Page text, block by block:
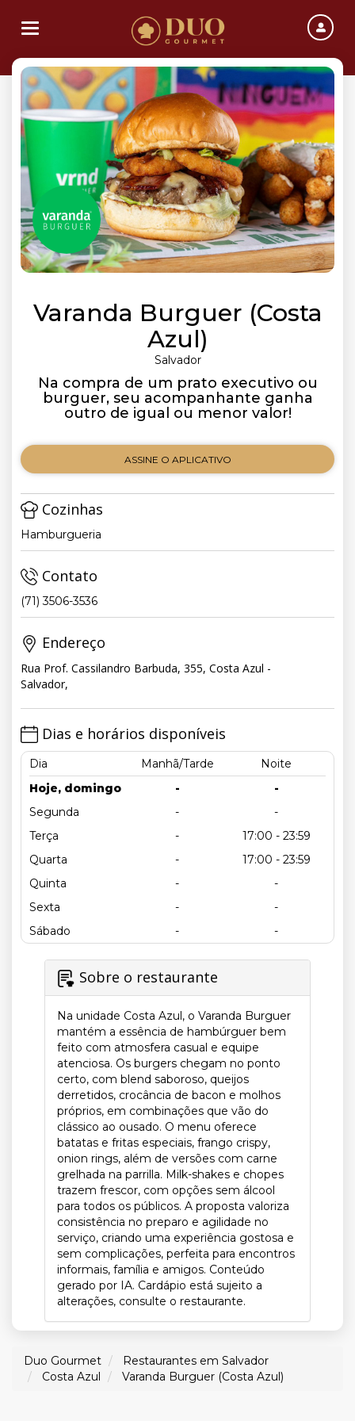
Toggle navigation
Varanda Burguer (Costa
Azul)
Salvador
Na compra de um prato executivo ou
burguer, seu acompanhante ganha
outro de igual ou menor valor!
ASSINE O APLICATIVO
Cozinhas
Hamburgueria
Contato
(71) 3506-3536
Endereço
Rua Prof. Cassilandro Barbuda, 355, Costa Azul -
Salvador,
Dias e horários disponíveis
Dia Manhã/Tarde
Noite
Hoje, domingo
-
-
Segunda
-
-
Terça
-
17:00 - 23:59
Quarta
-
17:00 - 23:59
Quinta
-
-
Sexta
-
-
Sábado
- -
Sobre o restaurante
Na unidade Costa Azul, o Varanda Burguer
mantém a essência de hambúrguer bem
feito com atmosfera casual e equipe
atenciosa. Os burgers chegam no ponto
certo, com blend saboroso, queijos
derretidos, crocância de bacon e molhos
próprios, em combinações que vão do
clássico ao ousado. O menu oferece
batatas e fritas especiais, frango crispy,
onion rings, além de versões com carne
grelhada na parrilla. Milk-shakes e chopes
trazem frescor, com opções sem álcool
para todos os públicos. A proposta valoriza
consistência no preparo e agilidade no
serviço, criando uma experiência gostosa e
sem complicações, perfeita para encontros
informais, família e amigos. Conteúdo
gerado por IA. Cardápio está sujeito a
alterações, consulte o restaurante.
Duo Gourmet
Restaurantes em Salvador
Costa Azul
Varanda Burguer (Costa Azul)